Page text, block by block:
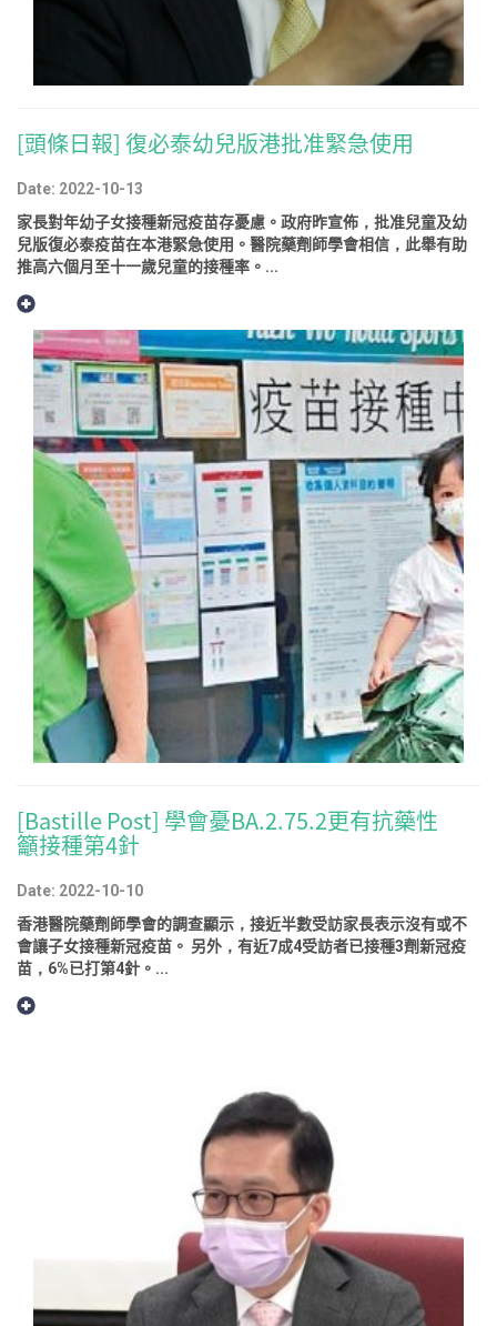
[頭條日報] 復必泰幼兒版港批准緊急使用
Date: 2022-10-13
家長對年幼子女接種新冠疫苗存憂慮。政府昨宣佈，批准兒童及幼
兒版復必泰疫苗在本港緊急使用。醫院藥劑師學會相信，此舉有助
推高六個月至十一歲兒童的接種率。...
[Bastille Post] 學會憂BA.2.75.2更有抗藥性
籲接種第4針
Date: 2022-10-10
香港醫院藥劑師學會的調查顯示，接近半數受訪家長表示沒有或不
會讓子女接種新冠疫苗。 另外，有近7成4受訪者已接種3劑新冠疫
苗，6%已打第4針。...